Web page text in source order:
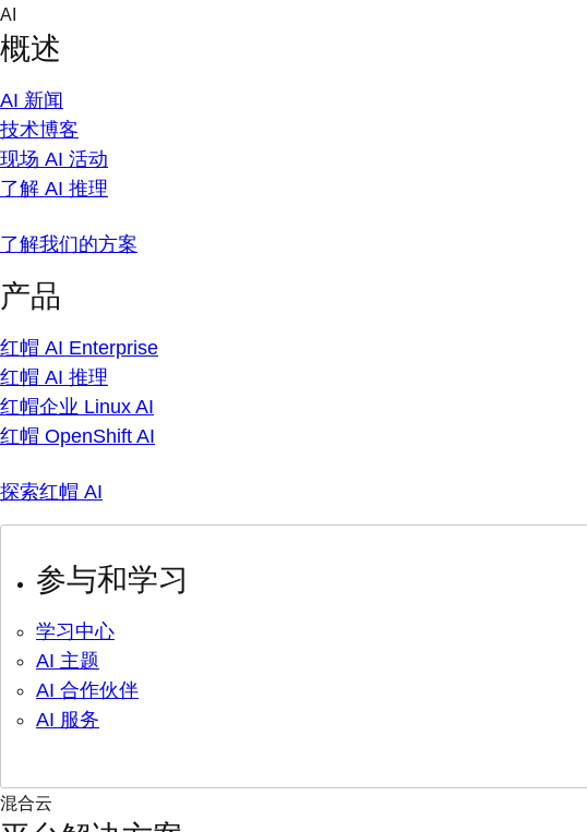
Skip
content
AI
概述
AI 新闻
技术博客
现场 AI 活动
了解 AI 推理
了解我们的方案
产品
红帽 AI Enterprise
红帽 AI 推理
红帽企业 Linux AI
红帽 OpenShift AI
探索红帽 AI
参与和学习
学习中心
AI 主题
AI 合作伙伴
AI 服务
混合云